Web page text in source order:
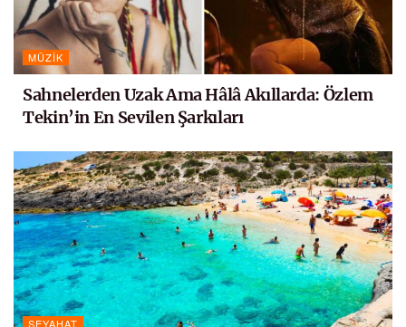
MÜZIK
Sahnelerden Uzak Ama Hâlâ Akıllarda: Özlem
Tekin’in En Sevilen Şarkıları
SEYAHAT